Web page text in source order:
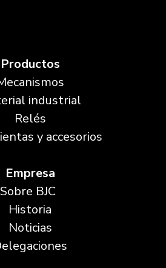
Productos
industrial
Relés
y accesorios
Empresa
Sobre BJC
Historia
Noticias